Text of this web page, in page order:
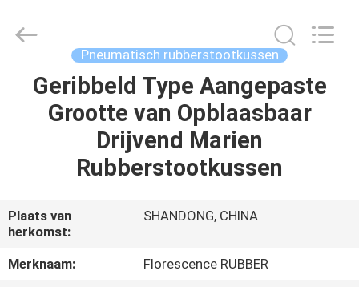
HUIS
PRODUCTEN
OVER
ONS
Pneumatisch rubberstootkussen
Geribbeld Type Aangepaste
Grootte van Opblaasbaar
Drijvend Marien
Rubberstootkussen
Plaats van
herkomst:
SHANDONG, CHINA
Merknaam:
Florescence RUBBER